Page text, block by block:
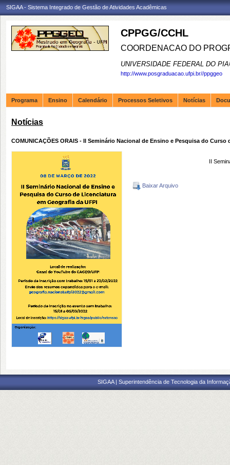
SIGAA - Sistema Integrado de Gestão de Atividades Acadêmicas
CPPGG/CCHL
COORDENACAO DO
UNIVERSIDADE FEDERAL DO
http://www.posgraduacao.ufpi.br//ppggeo
Programa Ensino Calendário Processos Seletivos Notícias
Notícias
COMUNICAÇÕES ORAIS - II Seminário Nacional de Ensino e Pesquisa do
II
Baixar Arquivo
SIGAA | Superintendência de Tecnologia da